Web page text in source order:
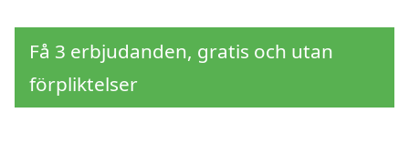
Få 3 erbjudanden, gratis och utan
förpliktelser